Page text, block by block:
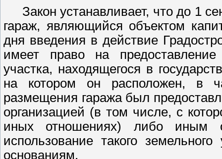
Закон устанавливает, что до 1
гараж, являющийся объектом
дня введения в действие
имеет право на предоставление
участка, находящегося в
на котором он расположен, в
размещения гаража был
организацией (в том числе, с
иных отношениях) либо иным
использование такого
основаниям.